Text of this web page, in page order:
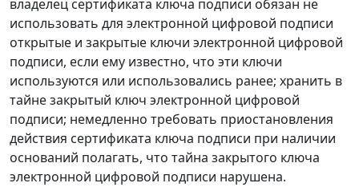
владелец сертификата ключа подписи обязан не
использовать для электронной цифровой подписи
открытые и закрытые ключи электронной цифровой
подписи, если ему известно, что эти ключи
используются или использовались ранее; хранить в
тайне закрытый ключ электронной цифровой
подписи; немедленно требовать приостановления
действия сертификата ключа подписи при наличии
оснований полагать, что тайна закрытого ключа
электронной цифровой подписи нарушена.